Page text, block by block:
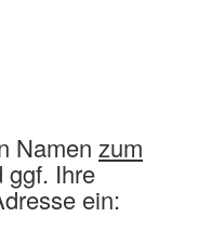
Namen zum
ggf. Ihre
ein: